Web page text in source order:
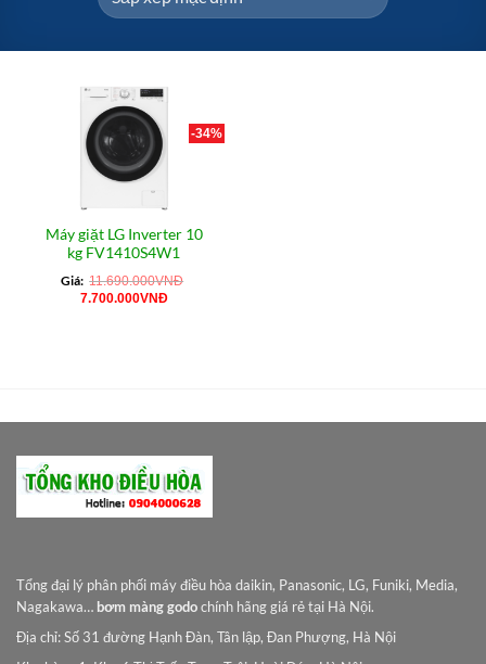
-34%
Máy giặt LG Inverter 10
kg FV1410S4W1
Giá: 11.690.000VNĐ
Giá
7.700.000VNĐGiá
Tổng đại lý phân phối máy điều hòa daikin, Panasonic, LG, Funiki, Media,
Nagakawa… bơm màng godochính hãng giá rẻ tại Hà Nội.
Địa chỉ: Số 31 đường Hạnh Đàn, Tân lập, Đan Phượng, Hà Nội